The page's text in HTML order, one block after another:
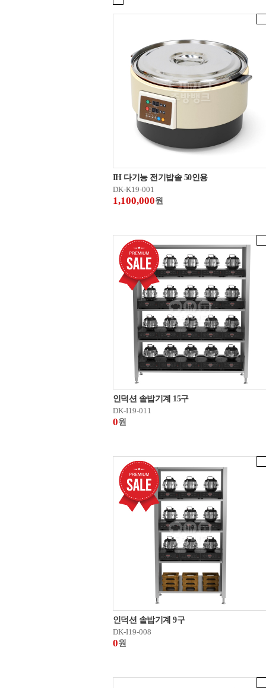
IH 다기능 전기밥솥 50인용
DK-K19-001
1,100,000원
인덕션 솥밥기계 15구
DK-I19-011
0원
인덕션 솥밥기계 9구
DK-I19-008
0원